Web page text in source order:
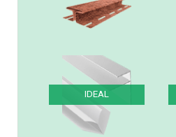
Stone House